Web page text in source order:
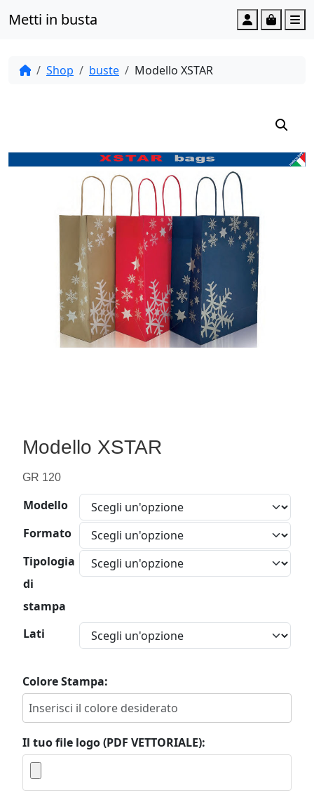
Metti in busta Account
Cart
Shop buste Modello XSTAR
Modello XSTAR
GR 120
Modello
Formato
Tipologia
di
stampa
Lati
Colore Stampa:
Il tuo file logo (PDF VETTORIALE):